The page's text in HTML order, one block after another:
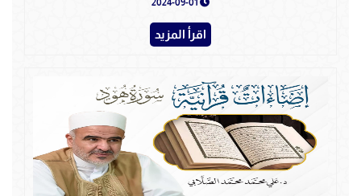
اقرأ المزيد